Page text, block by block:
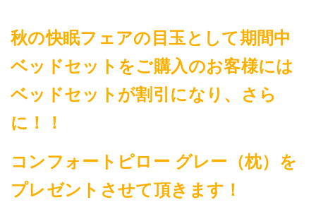
秋の快眠フェアの目玉として期間中
ベッドセットをご購入のお客様には
ベッドセットが割引になり、さら
に！！
コンフォートピロー グレー（枕）を
プレゼントさせて頂きます！